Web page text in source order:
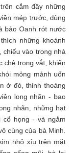
cắm đầy những
mép trước, dùng
bảo Oanh rót nước
những khoảnh
chiếu vào trong nhà
chè trong vắt, khiến
mỏng mảnh uốn
ở đó, thỉnh thoảng
long nhãn - bao
nhãn, những hạt
cổ họng - và ngắm
cùng của bà Minh.
nhỏ xíu trên mặt